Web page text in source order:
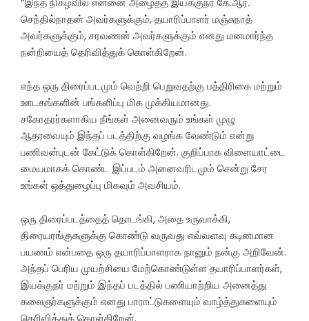
செந்தில்நாதன் அவர்களுக்கும், தயாரிப்பாளர் மஞ்சுநாத்
அவர்களுக்கும், சரவணன் அவர்களுக்கும் எனது மனமார்ந்த
நன்றியைத் தெரிவித்துக் கொள்கிறேன்.
எந்த ஒரு திரைப்படமும் வெற்றி பெறுவதற்கு பத்திரிகை மற்றும்
ஊடகங்களின் பங்களிப்பு மிக முக்கியமானது.
சகோதரர்களாகிய நீங்கள் அனைவரும் உங்கள் முழு
ஆதரவையும் இந்தப் படத்திற்கு வழங்க வேண்டும் என்று
பணிவன்புடன் கேட்டுக் கொள்கிறேன். குறிப்பாக விளையாட்டை
மையமாகக் கொண்ட இப்படம் அனைவரிடமும் சென்று சேர
உங்கள் ஒத்துழைப்பு மிகவும் அவசியம்.
ஒரு திரைப்படத்தைத் தொடங்கி, அதை உருவாக்கி,
திரையரங்குகளுக்கு கொண்டு வருவது எவ்வளவு கடினமான
பயணம் என்பதை ஒரு தயாரிப்பாளராக நானும் நன்கு அறிவேன்.
அந்தப் பெரிய முயற்சியை மேற்கொண்டுள்ள தயாரிப்பாளர்கள்,
இயக்குநர் மற்றும் இந்தப் படத்தில் பணியாற்றிய அனைத்து
கலைஞர்களுக்கும் எனது பாராட்டுகளையும் வாழ்த்துகளையும்
தெரிவித்துக் கொள்கிறேன்.